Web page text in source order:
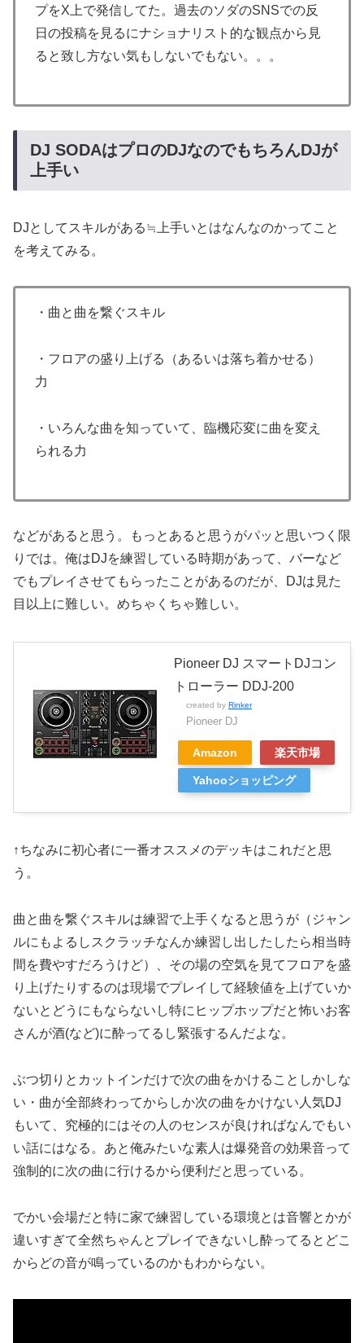
プをX上で発信してた。過去のソダのSNSでの反
日の投稿を見るにナショナリスト的な観点から見
ると致し方ない気もしないでもない。。。
DJ SODAはプロのDJなのでもちろんDJが
上手い
DJとしてスキルがある≒上手いとはなんなのかってこと
を考えてみる。
・曲と曲を繋ぐスキル
・フロアの盛り上げる（あるいは落ち着かせる）
力
・いろんな曲を知っていて、臨機応変に曲を変え
られる力
などがあると思う。もっとあると思うがパッと思いつく限
りでは。俺はDJを練習している時期があって、バーなど
でもプレイさせてもらったことがあるのだが、DJは見た
目以上に難しい。めちゃくちゃ難しい。
Pioneer DJ スマートDJコン
トローラー DDJ-200
created by Rinker
Pioneer DJ
Amazon 楽天市場
Yahooショッピング
↑ちなみに初心者に一番オススメのデッキはこれだと思
う。
曲と曲を繋ぐスキルは練習で上手くなると思うが（ジャン
ルにもよるしスクラッチなんか練習し出したしたら相当時
間を費やすだろうけど）、その場の空気を見てフロアを盛
り上げたりするのは現場でプレイして経験値を上げていか
ないとどうにもならないし特にヒップホップだと怖いお客
さんが酒(など)に酔ってるし緊張するんだよな。
ぶつ切りとカットインだけで次の曲をかけることしかしな
い・曲が全部終わってからしか次の曲をかけない人気DJ
もいて、究極的にはその人のセンスが良ければなんでもい
い話にはなる。あと俺みたいな素人は爆発音の効果音って
強制的に次の曲に行けるから便利だと思っている。
でかい会場だと特に家で練習している環境とは音響とかが
違いすぎて全然ちゃんとプレイできないし酔ってるとどこ
からどの音が鳴っているのかもわからない。